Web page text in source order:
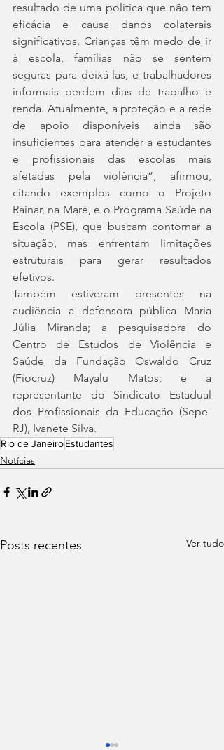
resultado de uma política que não tem
eficácia e causa danos colaterais
significativos. Crianças têm medo de ir
à escola, famílias não se sentem
seguras para deixá-las, e trabalhadores
informais perdem dias de trabalho e
renda. Atualmente, a proteção e a rede
de apoio disponíveis ainda são
insuficientes para atender a estudantes
e profissionais das escolas mais
afetadas pela violência”, afirmou,
citando exemplos como o Projeto
Rainar, na Maré, e o Programa Saúde na
Escola (PSE), que buscam contornar a
situação, mas enfrentam limitações
estruturais para gerar resultados
efetivos.
Também estiveram presentes na
audiência a defensora pública Maria
Júlia Miranda; a pesquisadora do
Centro de Estudos de Violência e
Saúde da Fundação Oswaldo Cruz
(Fiocruz) Mayalu Matos; e a
representante do Sindicato Estadual
dos Profissionais da Educação (Sepe-
RJ), Ivanete Silva.
Rio de JaneiroEstudantes
Notícias
Posts recentes Ver tudo